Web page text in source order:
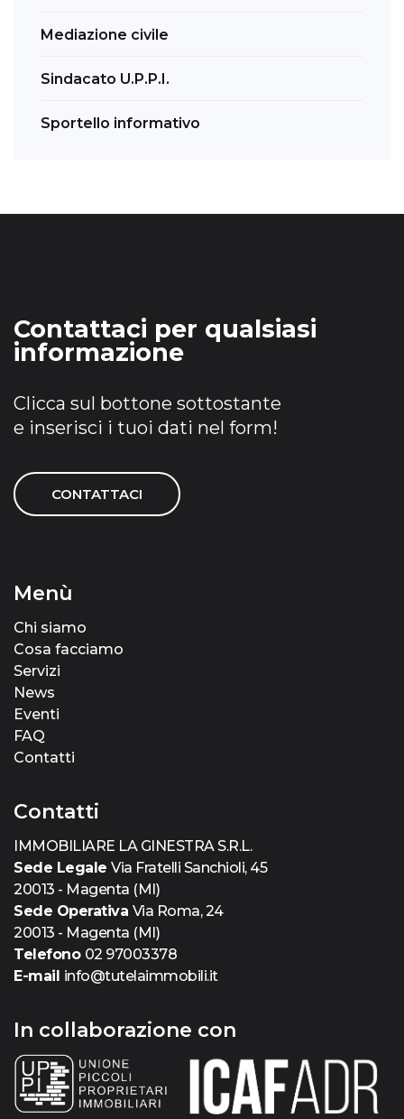
Mediazione civile
Sindacato U.P.P.I.
Sportello informativo
Contattaci per qualsiasi
informazione
Clicca sul bottone sottostante
e inserisci i tuoi dati nel form!
CONTATTACI
In collaborazione con
Menù
Chi siamo
Cosa facciamo
Servizi
News
Eventi
FAQ
Contatti
Contatti
IMMOBILIARE LA GINESTRA S.R.L.
Sede Legale Via Fratelli Sanchioli, 45
20013 - Magenta (MI)
Sede Operativa Via Roma, 24
20013 - Magenta (MI)
Telefono 02 97003378
E-mail info@tutelaimmobili.it